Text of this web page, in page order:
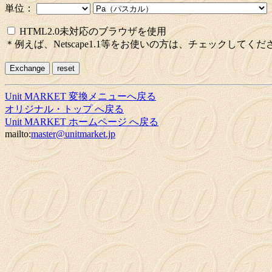
単位：
HTML2.0未対応のブラウザを使用
＊例えば、Netscape1.1等をお使いの方は、チェックしてくだ
Unit MARKET 変換メニューへ戻る
オリジナル・トップ へ戻る
Unit MARKET ホームページ へ戻る
mailto:master@unitmarket.jp